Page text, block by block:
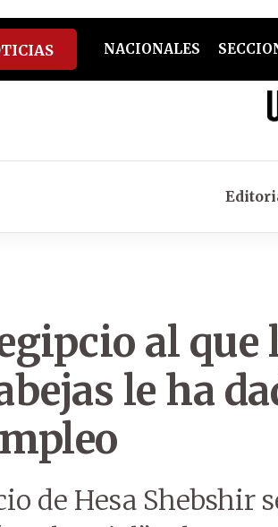
NACIONALES
al que
le ha
de Hesa Shebshir